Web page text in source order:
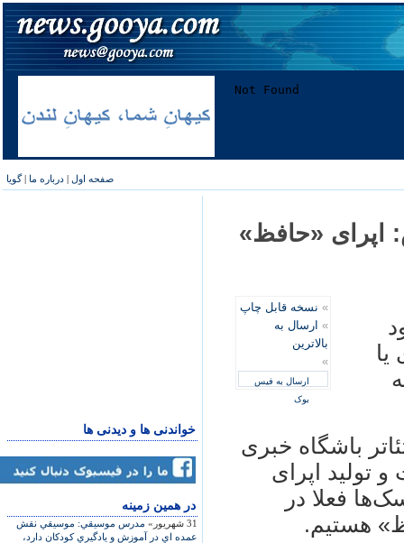
صفحه اول | درباره ما |گویا
خواندنی ها و دیدنی ها
در همين زمينه
31 شهریور»
مدرس موسيقي: موسيقي نقش
عمده اي در آموزش و يادگيري كودكان دارد،
اپرای «حافظ»
» نسخه قابل چاپ
» ارسال به
بالاترین
»
ارسال به فیس
بوک
باشگاه خبری
اپرای
فعلا در
هستیم.